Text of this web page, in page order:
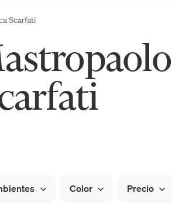
Scarfati
Color Precio